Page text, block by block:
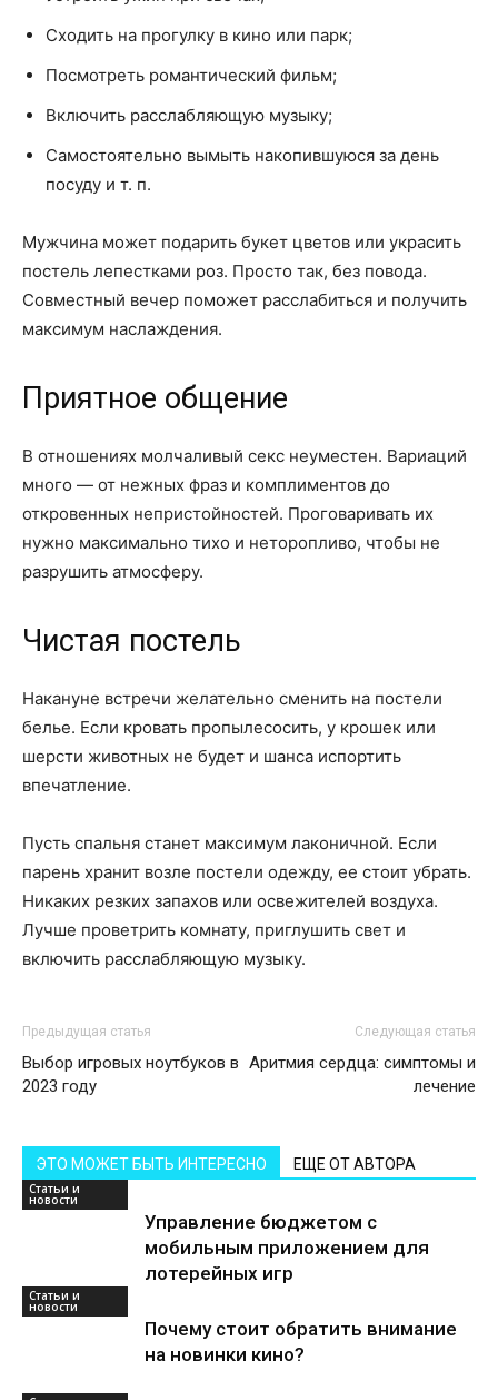
Сходить на прогулку в кино или парк;
Посмотреть романтический фильм;
Включить расслабляющую музыку;
Самостоятельно вымыть накопившуюся за день
посуду и т. п.
Мужчина может подарить букет цветов или украсить
постель лепестками роз. Просто так, без повода.
Совместный вечер поможет расслабиться и получить
максимум наслаждения.
Приятное общение
В отношениях молчаливый секс неуместен. Вариаций
много — от нежных фраз и комплиментов до
откровенных непристойностей. Проговаривать их
нужно максимально тихо и неторопливо, чтобы не
разрушить атмосферу.
Чистая постель
Накануне встречи желательно сменить на постели
белье. Если кровать пропылесосить, у крошек или
шерсти животных не будет и шанса испортить
впечатление.
Пусть спальня станет максимум лаконичной. Если
парень хранит возле постели одежду, ее стоит убрать.
Никаких резких запахов или освежителей воздуха.
Лучше проветрить комнату, приглушить свет и
включить расслабляющую музыку.
Предыдущая статья
Выбор игровых ноутбуков в
2023 году
Следующая статья
Аритмия сердца: симптомы и
лечение
ЭТО МОЖЕТ БЫТЬ ИНТЕРЕСНО ЕЩЕ ОТ АВТОРА
Статьи и
новости
Управление бюджетом с
мобильным приложением для
лотерейных игр
Статьи и
новости
Почему стоит обратить внимание
на новинки кино?